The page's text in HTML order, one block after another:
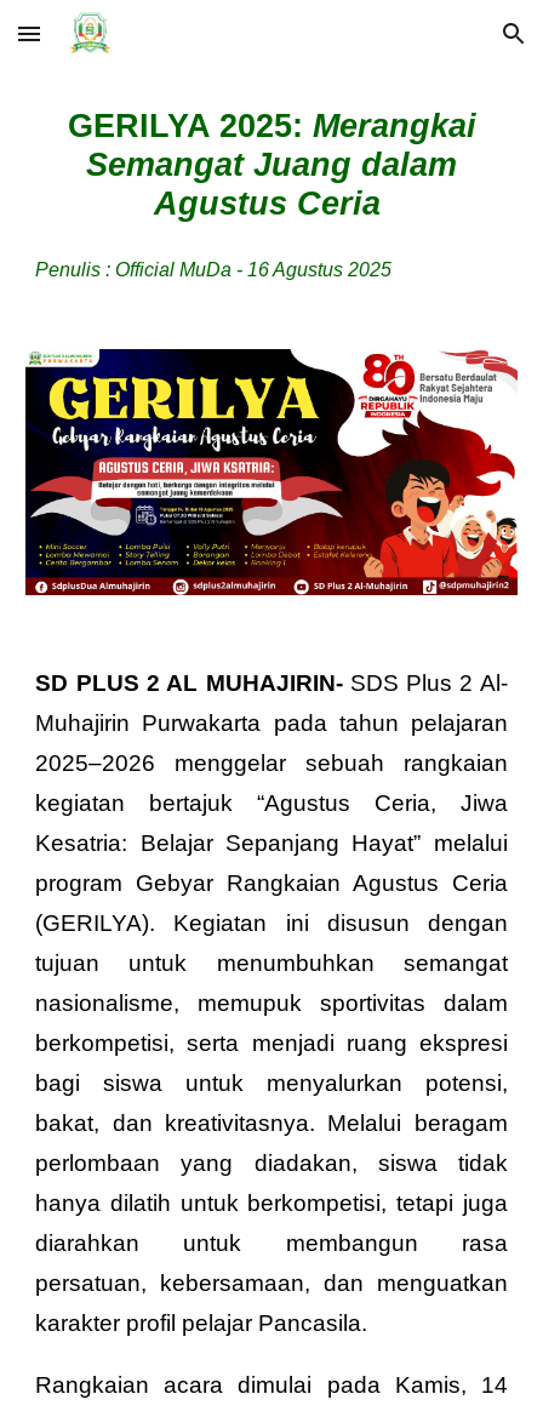
Skip to main content Skip to navigation
GERILYA 2025: Merangkai
Semangat Juang dalam
Agustus Ceria
Penulis : Official MuDa - 16 Agustus 2025
SD PLUS 2 AL MUHAJIRIN- SDS Plus 2 Al-
Muhajirin Purwakarta pada tahun pelajaran
2025–2026 menggelar sebuah rangkaian
kegiatan bertajuk “Agustus Ceria, Jiwa
Kesatria: Belajar Sepanjang Hayat” melalui
program Gebyar Rangkaian Agustus Ceria
(GERILYA). Kegiatan ini disusun dengan
tujuan untuk menumbuhkan semangat
nasionalisme, memupuk sportivitas dalam
berkompetisi, serta menjadi ruang ekspresi
bagi siswa untuk menyalurkan potensi,
bakat, dan kreativitasnya. Melalui beragam
perlombaan yang diadakan, siswa tidak
hanya dilatih untuk berkompetisi, tetapi juga
diarahkan untuk membangun rasa
persatuan, kebersamaan, dan menguatkan
karakter profil pelajar Pancasila.
Rangkaian acara dimulai pada Kamis, 14